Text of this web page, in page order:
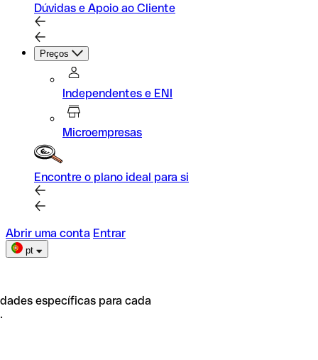
Dúvidas e Apoio ao Cliente
Preços
Independentes e ENI
Microempresas
Encontre o plano ideal para si
Abrir uma conta Entrar
pt
específicas para cada